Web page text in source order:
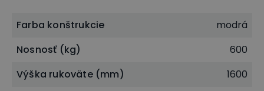
Farba konštrukcie
modrá
Nosnosť (kg)
600
Výška rukoväte (mm)
1600